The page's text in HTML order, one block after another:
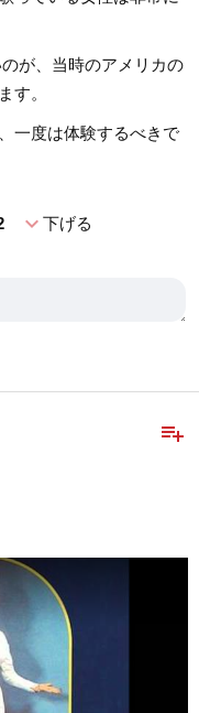
が、当時のアメリカの
す。
一度は体験するべきで
expand_more下げる
playlist_add